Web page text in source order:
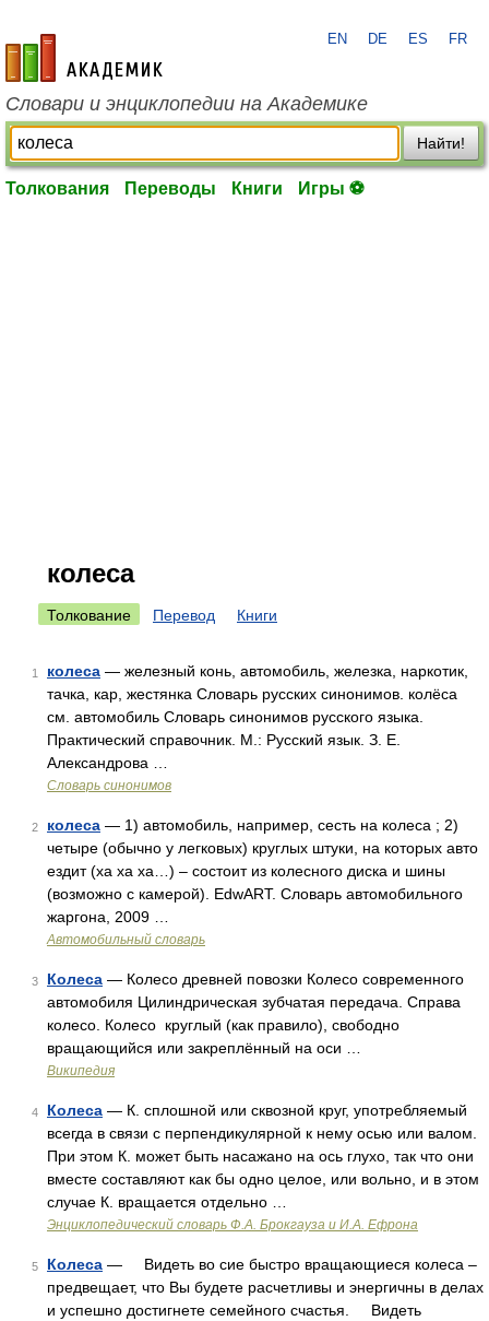
academic.ru
EN DE ES FR
Словари и энциклопедии на Академике
Найти!
Толкования Переводы Книги Игры ⚽
колеса
Толкование Перевод Книги
1 колеса — железный конь, автомобиль, железка, наркотик,
тачка, кар, жестянка Словарь русских синонимов. колёса
см. автомобиль Словарь синонимов русского языка.
Практический справочник. М.: Русский язык. З. Е.
Александрова …
Словарь синонимов
2 колеса — 1) автомобиль, например, сесть на колеса ; 2)
четыре (обычно у легковых) круглых штуки, на которых авто
ездит (ха ха ха…) – состоит из колесного диска и шины
(возможно с камерой). EdwART. Словарь автомобильного
жаргона, 2009 …
Автомобильный словарь
3 Колеса — Колесо древней повозки Колесо современного
автомобиля Цилиндрическая зубчатая передача. Справа
колесо. Колесо круглый (как правило), свободно
вращающийся или закреплённый на оси …
Википедия
4 Колеса — К. сплошной или сквозной круг, употребляемый
всегда в связи с перпендикулярной к нему осью или валом.
При этом К. может быть насажано на ось глухо, так что они
вместе составляют как бы одно целое, или вольно, и в этом
случае К. вращается отдельно …
Энциклопедический словарь Ф.А. Брокгауза и И.А. Ефрона
5 Колеса — Видеть во сие быстро вращающиеся колеса –
предвещает, что Вы будете расчетливы и энергичны в делах
и успешно достигнете семейного счастья. Видеть